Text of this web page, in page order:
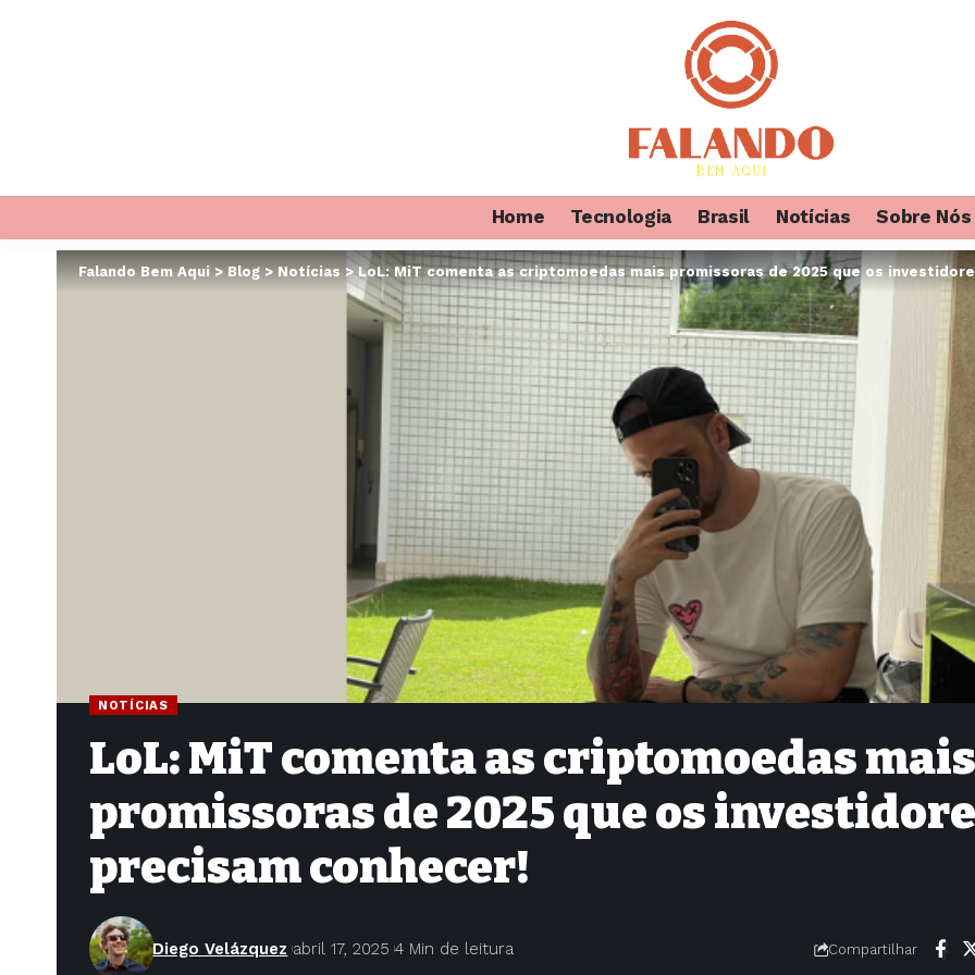
Home Tecnologia Brasil Notícias Sobre Nós
Falando Bem Aqui > Blog > Notícias > LoL: MiT comenta as criptomoedas mais promissoras de 2025 que os
NOTÍCIAS
LoL: MiT comenta as criptomoedas mais
promissoras de 2025 que os
precisam conhecer!
Diego Velázquez abril 17, 2025 4 Min de leitura Compartilhar